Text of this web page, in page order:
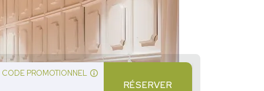
CODE PROMOTIONNEL
RÉSERVER